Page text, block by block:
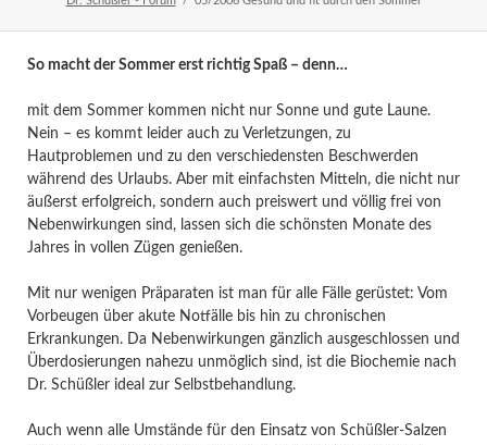
So macht der Sommer erst richtig Spaß – denn…
mit dem Sommer kommen nicht nur Sonne und gute Laune.
Nein – es kommt leider auch zu Verletzungen, zu
Hautproblemen und zu den verschiedensten Beschwerden
während des Urlaubs. Aber mit einfachsten Mitteln, die nicht nur
äußerst erfolgreich, sondern auch preiswert und völlig frei von
Nebenwirkungen sind, lassen sich die schönsten Monate des
Jahres in vollen Zügen genießen.
Mit nur wenigen Präparaten ist man für alle Fälle gerüstet: Vom
Vorbeugen über akute Notfälle bis hin zu chronischen
Erkrankungen. Da Nebenwirkungen gänzlich ausgeschlossen und
Überdosierungen nahezu unmöglich sind, ist die Biochemie nach
Dr. Schüßler ideal zur Selbstbehandlung.
Auch wenn alle Umstände für den Einsatz von Schüßler-Salzen